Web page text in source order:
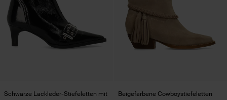
Schwarze Lackleder-Stiefeletten mit
Beigefarbene Cowboystiefeletten